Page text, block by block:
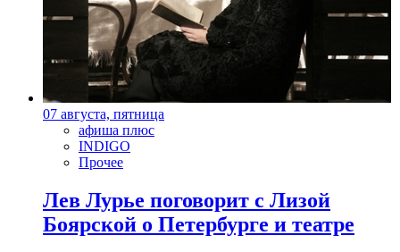
07 августа, пятница
афиша плюс
INDIGO
Прочее
Лев Лурье поговорит с Лизой
Боярской о Петербурге и театре